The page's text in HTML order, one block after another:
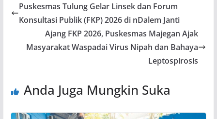
Puskesmas Tulung Gelar Linsek dan Forum
Konsultasi Publik (FKP) 2026 di nDalem Janti
Ajang FKP 2026, Puskesmas Majegan Ajak
Masyarakat Waspadai Virus Nipah dan Bahaya
Leptospirosis
Anda Juga Mungkin Suka